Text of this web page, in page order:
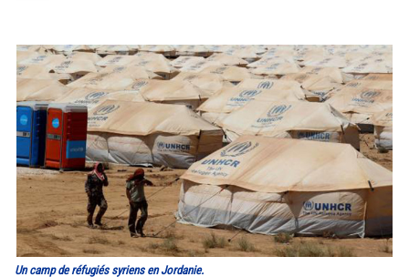
Un camp de réfugiés syriens en Jordanie.